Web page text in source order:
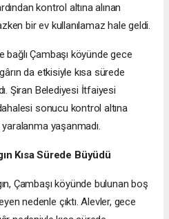
kontrol altına alınan
bir ev kullanılamaz hale geldi.
Çambaşı köyünde gece
da etkisiyle kısa sürede
Şiran Belediyesi İtfaiyesi
sonucu kontrol altına
yaralanma yaşanmadı.
Kısa Sürede Büyüdü
Çambaşı köyünde bulunan boş
nedenle çıktı. Alevler, gece